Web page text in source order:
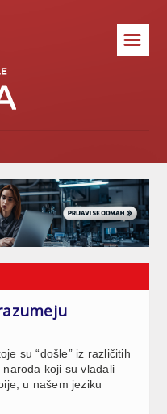
☰
su “došle” iz različitih
koji su vladali
u našem jeziku